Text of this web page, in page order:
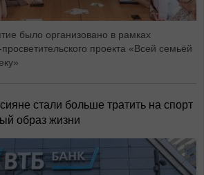
было организовано в рамках
просветительского проекта «Всей семьёй
стали больше тратить на спорт
образ жизни